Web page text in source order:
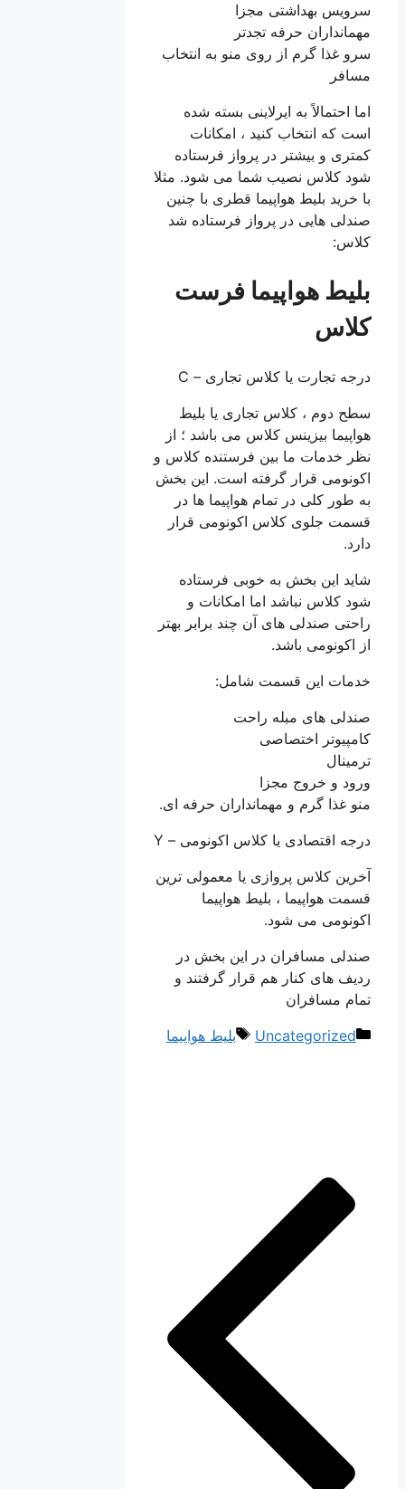
سرویس بهداشتی مجزا
مهمانداران حرفه تجدتر
سرو غذا گرم از روی منو به انتخاب
مسافر
اما احتمالاً به ایرلاینی بسته شده
است که انتخاب کنید ، امکانات
کمتری و بیشتر در پرواز فرستاده
شود کلاس نصیب شما می شود. مثلا
با خرید بلیط هواپیما قطری با چنین
صندلی هایی در پرواز فرستاده شد
کلاس:
بلیط هواپیما فرست
کلاس
درجه تجارت یا کلاس تجاری – C
سطح دوم ، کلاس تجاری یا بلیط
هواپیما بیزینس کلاس می باشد ؛ از
نظر خدمات ما بین فرستنده کلاس و
اکونومی قرار گرفته است. این بخش
به طور کلی در تمام هواپیما ها در
قسمت جلوی کلاس اکونومی قرار
دارد.
شاید این بخش به خوبی فرستاده
شود کلاس نباشد اما امکانات و
راحتی صندلی های آن چند برابر بهتر
از اکونومی باشد.
خدمات این قسمت شامل:
صندلی های مبله راحت
کامپیوتر اختصاصی
ترمینال
ورود و خروج مجزا
منو غذا گرم و مهمانداران حرفه ای.
درجه اقتصادی یا کلاس اکونومی – Y
آخرین کلاس پروازی یا معمولی ترین
قسمت هواپیما ، بلیط هواپیما
اکونومی می شود.
صندلی مسافران در این بخش در
ردیف های کنار هم قرار گرفتند و
تمام مسافران
دسته‌ها
Uncategorized برچسب‌ها
بلیط هواپیما